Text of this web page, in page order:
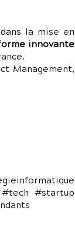
la mise en
innovante
Management,
#tech #startup